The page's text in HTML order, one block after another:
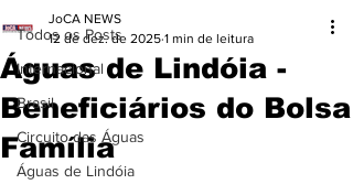
Todos os Posts
Internacional
Brasil
Circuito das Águas
Águas de Lindóia
Águas de Lindóia -
Beneficiários do Bolsa
Família
JoCA NEWS
12 de dez. de 2025 1 min de leitura